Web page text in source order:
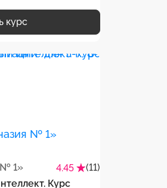
курс
№ 1» 4.45
(11)
Курс